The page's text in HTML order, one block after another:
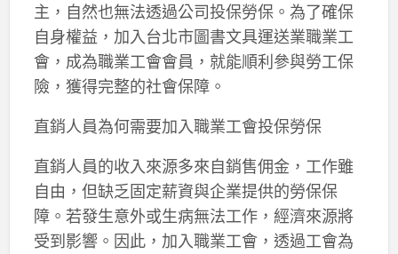
主，自然也無法透過公司投保勞保。為了確保
自身權益，加入台北市圖書文具運送業職業工
會，成為職業工會會員，就能順利參與勞工保
險，獲得完整的社會保障。
直銷人員為何需要加入職業工會投保勞保
直銷人員的收入來源多來自銷售佣金，工作雖
自由，但缺乏固定薪資與企業提供的勞保保
障。若發生意外或生病無法工作，經濟來源將
受到影響。因此，加入職業工會，透過工會為